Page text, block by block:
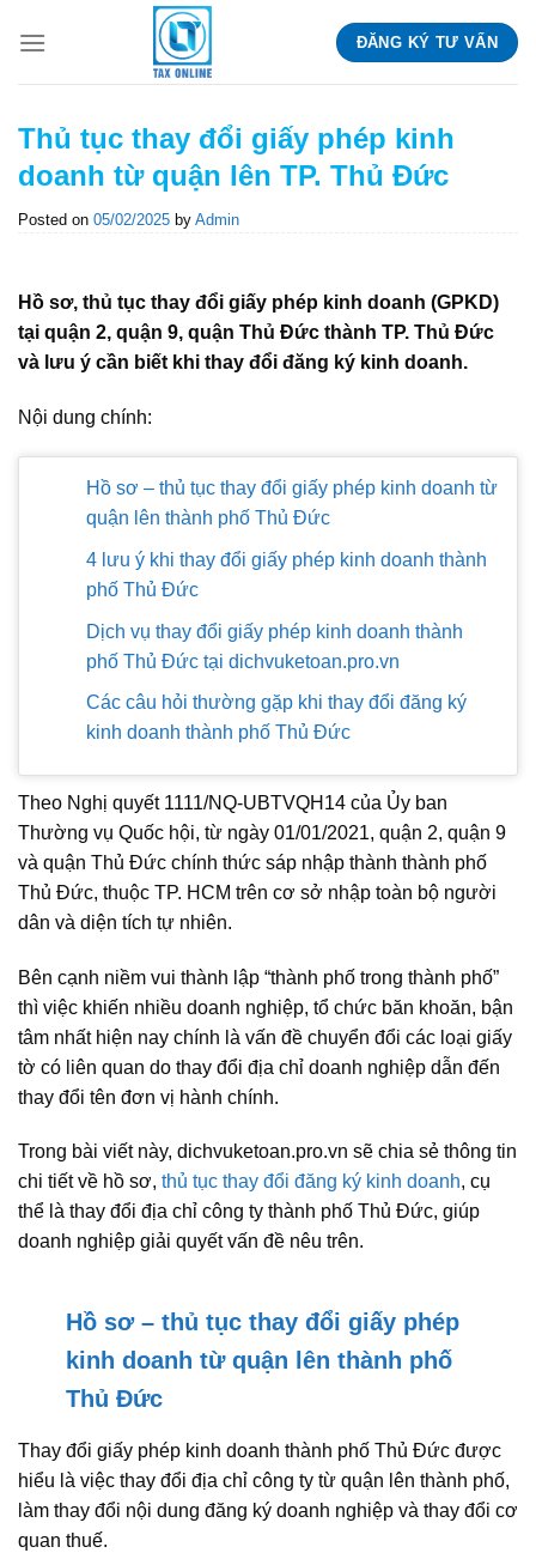
ĐĂNG KÝ TƯ VẤN
Thủ tục thay đổi giấy phép kinh
doanh từ quận lên TP. Thủ Đức
Posted on 05/02/2025 by Admin
Hồ sơ, thủ tục thay đổi giấy phép kinh doanh (GPKD)
tại quận 2, quận 9, quận Thủ Đức thành TP. Thủ Đức
và lưu ý cần biết khi thay đổi đăng ký kinh doanh.
Nội dung chính:
Hồ sơ – thủ tục thay đổi giấy phép kinh doanh từ
quận lên thành phố Thủ Đức
4 lưu ý khi thay đổi giấy phép kinh doanh thành
phố Thủ Đức
Dịch vụ thay đổi giấy phép kinh doanh thành
phố Thủ Đức tại dichvuketoan.pro.vn
Các câu hỏi thường gặp khi thay đổi đăng ký
kinh doanh thành phố Thủ Đức
Theo Nghị quyết 1111/NQ-UBTVQH14 của Ủy ban
Thường vụ Quốc hội, từ ngày 01/01/2021, quận 2, quận 9
và quận Thủ Đức chính thức sáp nhập thành thành phố
Thủ Đức, thuộc TP. HCM trên cơ sở nhập toàn bộ người
dân và diện tích tự nhiên.
Bên cạnh niềm vui thành lập “thành phố trong thành phố”
thì việc khiến nhiều doanh nghiệp, tổ chức băn khoăn, bận
tâm nhất hiện nay chính là vấn đề chuyển đổi các loại giấy
tờ có liên quan do thay đổi địa chỉ doanh nghiệp dẫn đến
thay đổi tên đơn vị hành chính.
Trong bài viết này, dichvuketoan.pro.vn sẽ chia sẻ thông tin
chi tiết về hồ sơ, thủ tục thay đổi đăng ký kinh doanh, cụ
thể là thay đổi địa chỉ công ty thành phố Thủ Đức, giúp
doanh nghiệp giải quyết vấn đề nêu trên.
Hồ sơ – thủ tục thay đổi giấy phép
kinh doanh từ quận lên thành phố
Thủ Đức
Thay đổi giấy phép kinh doanh thành phố Thủ Đức được
hiểu là việc thay đổi địa chỉ công ty từ quận lên thành phố,
làm thay đổi nội dung đăng ký doanh nghiệp và thay đổi cơ
quan thuế.